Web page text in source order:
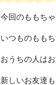
今回のももち
いつものもも
おうちの人は
新しいお友達